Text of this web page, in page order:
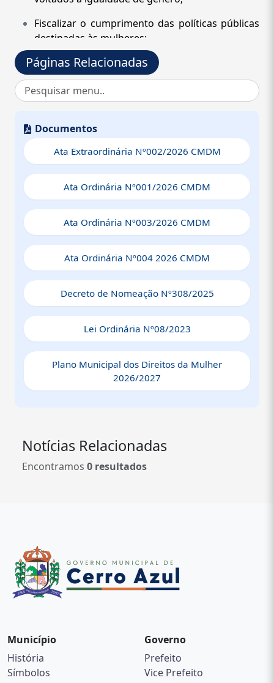
Fiscalizar o cumprimento das políticas públicas
destinadas às mulheres;
Articular-se com órgãos governamentais e a
sociedade civil;
Incentivar a participação feminina nas decisões
Atuar na defesa dos direitos e no
enfrentamento à violência contra a mulher.
O conselho é composto por representantes do
poder público e da sociedade civil, garantindo
participação democrática na construção das
políticas voltadas às mulheres.
Páginas Relacionadas
Documentos
Ata Extraordinária Nº002/2026 CMDM
Ata Ordinária Nº001/2026 CMDM
Ata Ordinária Nº003/2026 CMDM
Ata Ordinária Nº004 2026 CMDM
Decreto de Nomeação Nº308/2025
Lei Ordinária Nº08/2023
Plano Municipal dos Direitos da Mulher
2026/2027
Notícias Relacionadas
Encontramos 0 resultados
Município
História
Símbolos
Governo
Prefeito
Vice Prefeito